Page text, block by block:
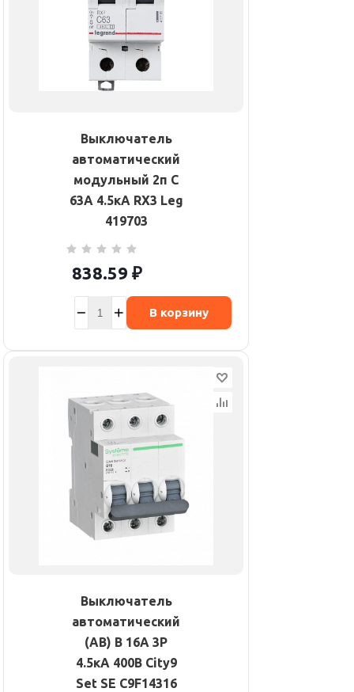
Выключатель
автоматический
модульный 2п C
63А 4.5кА RX3 Leg
419703
838.59 ₽
В корзину
Выключатель
автоматический
(АВ) B 16А 3P
4.5кА 400В City9
Set SE C9F14316